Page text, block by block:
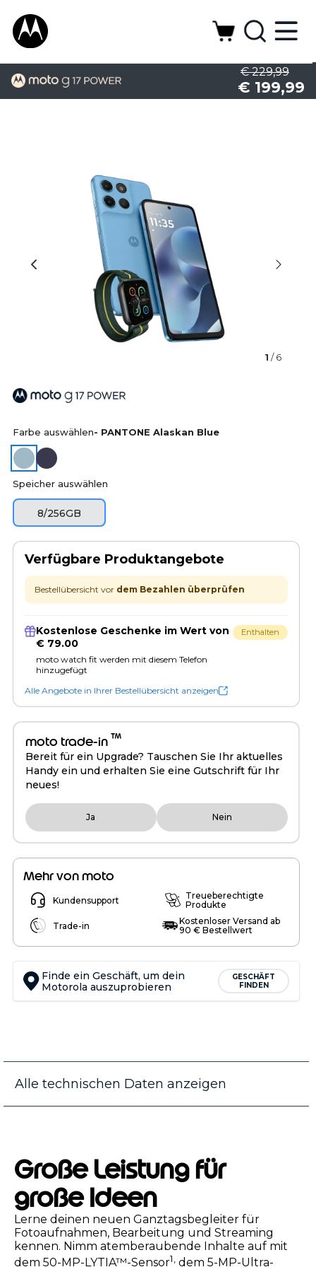
€ 229,99
€ 199,99
1 / 6
Farbe auswählen- PANTONE Alaskan Blue
Speicher auswählen
8/256GB
Verfügbare Produktangebote
Bestellübersicht vor dem Bezahlen überprüfen
Kostenlose Geschenke im Wert von
€ 79.00
moto watch fit werden mit diesem Telefon
hinzugefügt
Enthalten
Alle Angebote in Ihrer Bestellübersicht anzeigen
moto trade-in ™
Bereit für ein Upgrade? Tauschen Sie Ihr aktuelles
Handy ein und erhalten Sie eine Gutschrift für Ihr
neues!
Ja Nein
Mehr von moto
Kundensupport
Treueberechtigte
Produkte
Trade-in
Kostenloser Versand ab
90 € Bestellwert
Finde ein Geschäft, um dein
Motorola auszuprobieren
GESCHÄFT
FINDEN
Alle technischen Daten anzeigen
Große Leistung für
große Ideen
Lerne deinen neuen Ganztagsbegleiter für
Fotoaufnahmen, Bearbeitung und Streaming
kennen. Nimm atemberaubende Inhalte auf mit
dem 50-MP-LYTIA™-Sensor1, dem 5-MP-Ultra-